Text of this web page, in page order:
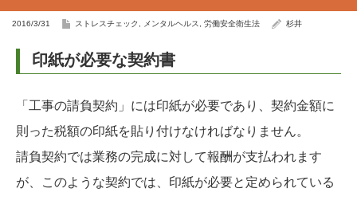
2016/3/31 ストレスチェック メンタルヘルス 労働安全衛生法 杉井
印紙が必要な契約書
「工事の請負契約」には印紙が必要であり、契約金額に
則った税額の印紙を貼り付けなければなりません。
請負契約では業務の完成に対して報酬が支払われます
が、このような契約では、印紙が必要と定められている